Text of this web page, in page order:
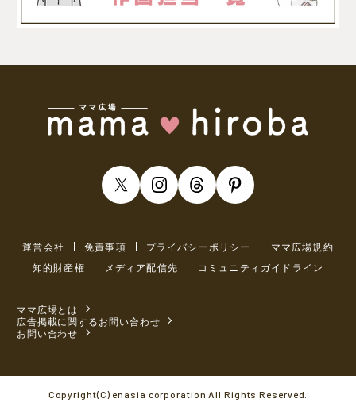
運営会社 免責事項 プライバシーポリシー
ママ広場規約
知的財産権
メディア配信先 コミュニティガイドライン
ママ広場とは
広告掲載に関するお問い合わせ
お問い合わせ
Copyright(C) enasia corporation All Rights Reserved.